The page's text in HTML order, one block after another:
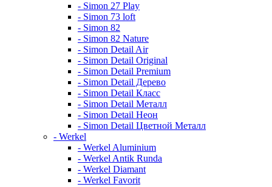
- Simon 27 Play
- Simon 73 loft
- Simon 82
- Simon 82 Nature
- Simon Detail Air
- Simon Detail Original
- Simon Detail Premium
- Simon Detail Дерево
- Simon Detail Класс
- Simon Detail Металл
- Simon Detail Неон
- Simon Detail Цветной Металл
- Werkel
- Werkel Aluminium
- Werkel Antik Runda
- Werkel Diamant
- Werkel Favorit